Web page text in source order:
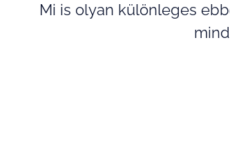
Mi is olyan különleges